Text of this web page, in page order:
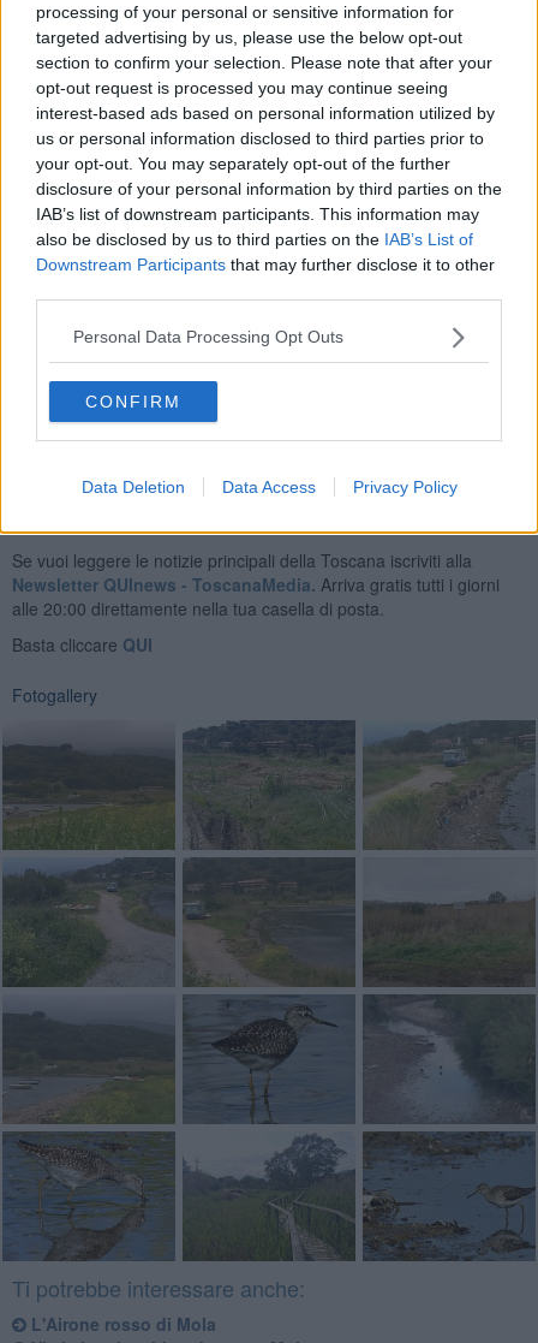
processing of your personal or sensitive information for
targeted advertising by us, please use the below opt-out
section to confirm your selection. Please note that after your
opt-out request is processed you may continue seeing
interest-based ads based on personal information utilized by
us or personal information disclosed to third parties prior to
your opt-out. You may separately opt-out of the further
disclosure of your personal information by third parties on the
IAB’s list of downstream participants. This information may
also be disclosed by us to third parties on the IAB’s List of
Downstream Participants that may further disclose it to other
Personal Data Processing Opt Outs
CONFIRM
Data Deletion Data Access Privacy Policy
Difficilmente si possono biasimare coloro che perseguono
piacere di regalarsi 10 minuti di solitudine immersi nella
natura, lontano da strade trafficate e cittadine turistiche, o di
svegliarsi all’alba di Mola, con il canto degli uccelli mattutini.
Ma si tratta diabbracci troppo stretti, inconsapevolmente
dannosi,che rendono sempre più difficile il recupero di quest’area
maltrattata e promettente, scelta come sito di sosta da numerose
specie migratrici rilevanti, come ad esempio, solo negli ultimi tempi,
il Fistione turco, il Totano moro, l’Airone guardabuoi, la nitticora,
l’Airone rosso, la sgarza ciuffetto e, ultimi arrivati, i minuscoli Piro
piro boscherecci".
Se vuoi leggere le notizie principali dell'isola d'Elba iscriviti alla
mattino direttamente nella tua casella di posta.
Se vuoi leggere le notizie principali della Toscana iscriviti alla
Newsletter QUInews - ToscanaMedia. Arriva gratis tutti i giorni
alle 20:00 direttamente nella tua casella di posta.
Basta cliccare QUI
Fotogallery
Ti potrebbe interessare anche:
L'Airone rosso di Mola